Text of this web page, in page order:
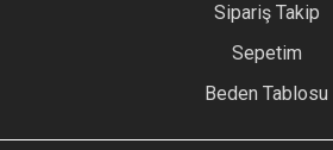
Sipariş Takip
Sepetim
Beden Tablosu